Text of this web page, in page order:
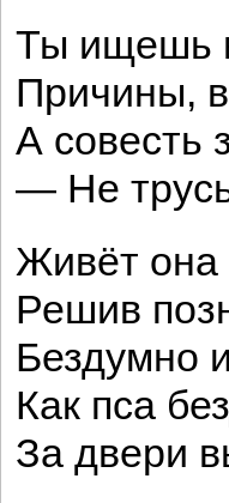
Ты ищешь
Причины,
А совесть
— Не
Живёт она
Решив
Бездумно
Как пса
За двери